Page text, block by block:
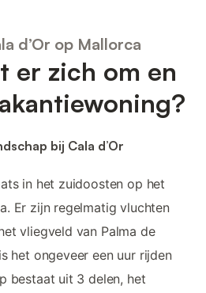
d’Or op Mallorca
er zich om en
bij Cala d’Or
in het zuidoosten op het
Er zijn regelmatig vluchten
vliegveld van Palma de
het ongeveer een uur rijden
bestaat uit 3 delen, het